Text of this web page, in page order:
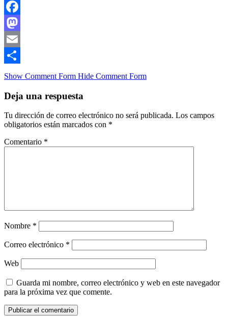
Facebook
Mastodon
Email
Compartir
Show Comment Form Hide Comment Form
Deja una respuesta
Tu dirección de correo electrónico no será publicada. Los campos
obligatorios están marcados con *
Comentario *
Nombre *
Correo electrónico *
Web
Guarda mi nombre, correo electrónico y web en este navegador
para la próxima vez que comente.